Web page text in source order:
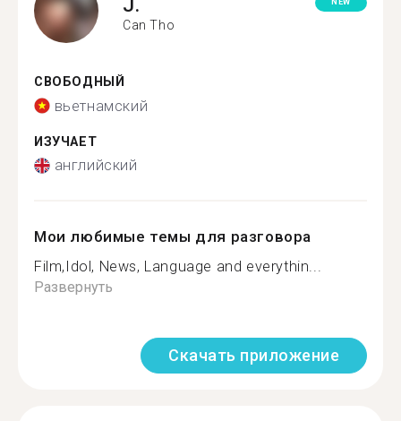
Can Tho
NEW
СВОБОДНЫЙ
вьетнамский
ИЗУЧАЕТ
английский
Мои любимые темы для разговора
Film,Idol, News, Language and everythin...
Развернуть
Скачать приложение